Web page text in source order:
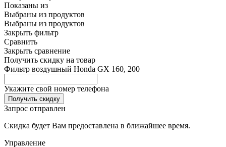
Показаны из
Выбраны из продуктов
Выбраны из продуктов
Закрыть фильтр
Сравнить
Закрыть сравнение
Получить скидку на товар
Фильтр воздушный Honda GX 160, 200
Укажите свой номер телефона
Получить скидку
Запрос отправлен
Скидка будет Вам предоставлена в ближайшее время.
Управление